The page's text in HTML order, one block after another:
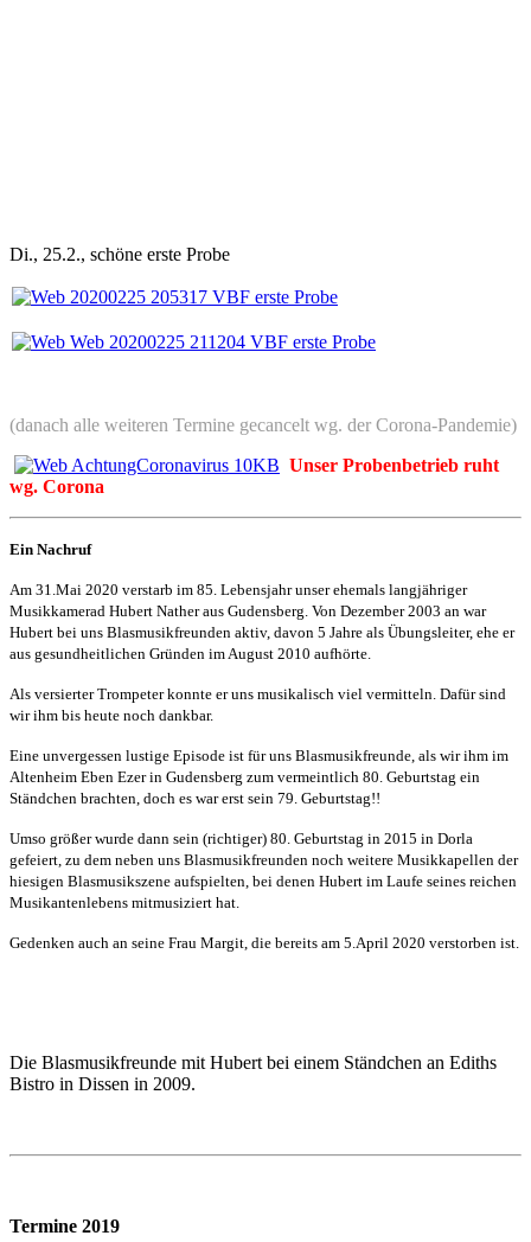
Di., 25.2., schöne erste Probe
(danach alle weiteren Termine gecancelt wg. der Corona-Pandemie)
Unser Probenbetrieb ruht
wg. Corona
Ein Nachruf
Am 31.Mai 2020 verstarb im 85. Lebensjahr unser ehemals langjähriger
Musikkamerad Hubert Nather aus Gudensberg. Von Dezember 2003 an war
Hubert bei uns Blasmusikfreunden aktiv, davon 5 Jahre als Übungsleiter, ehe er
aus gesundheitlichen Gründen im August 2010 aufhörte
Als versierter Trompeter konnte er uns musikalisch viel vermitteln. Dafür sind
wir ihm bis heute noch dankbar.
Eine unvergessen lustige Episode ist für uns Blasmusikfreunde, als wir ihm im
Altenheim Eben Ezer in Gudensberg zum vermeintlich 80. Geburtstag ein
Ständchen brachten, doch es war erst sein 79. Geburtstag!!
Umso größer wurde dann sein (richtiger) 80. Geburtstag in 2015 in Dorla
gefeiert, zu dem neben uns Blasmusikfreunden noch weitere Musikkapellen der
hiesigen Blasmusikszene aufspielten, bei denen Hubert im Laufe seines reichen
Musikantenlebens mitmusiziert hat.
Gedenken auch an seine Frau Margit, die bereits am 5.April 2020 verstorben ist.
Die Blasmusikfreunde mit Hubert bei einem Ständchen an Ediths
Bistro in Dissen in 2009.
Termine 2019